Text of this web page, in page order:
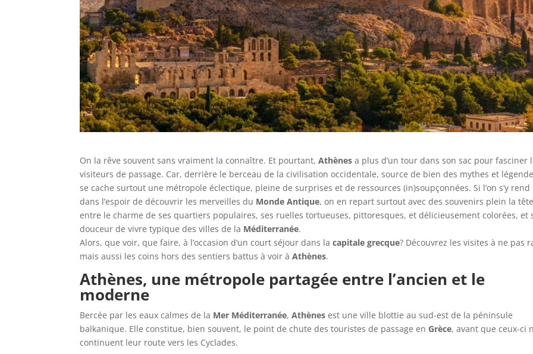
On la rêve souvent sans vraiment la connaître. Et pourtant,Athènes a plus d’un tour dans son sac pour fasciner
visiteurs de passage. Car, derrière le berceau de la civilisation occidentale, source de bien des mythes et
se cache surtout une métropole éclectique, pleine de surprises et de ressources (in)soupçonnées. Si l’on s’y rend
dans l’espoir de découvrir les merveilles du Monde Antique, on en repart surtout avec des souvenirs plein la
entre le charme de ses quartiers populaires, ses ruelles tortueuses, pittoresques, et délicieusement colorées, et
douceur de vivre typique des villes de la Méditerranée.
Alors, que voir, que faire, à l’occasion d’un court séjour dans lacapitale grecque? Découvrez les visites à ne pas
mais aussi les coins hors des sentiers battus à voir àAthènes.
Athènes, une métropole partagée entre l’ancien et le
moderne
Bercée par les eaux calmes de la Mer Méditerranée,Athènes est une ville blottie au sud-est de la péninsule
balkanique. Elle constitue, bien souvent, le point de chute des touristes de passage en Grèce, avant que ceux-ci
continuent leur route vers les Cyclades.